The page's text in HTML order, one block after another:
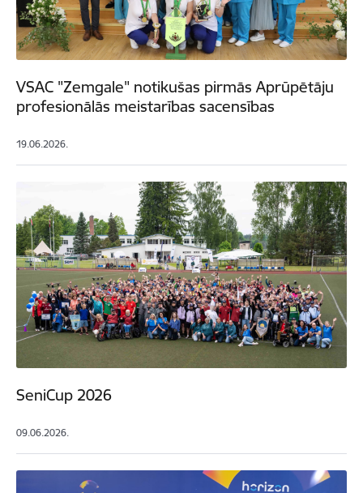
VSAC "Zemgale" notikušas pirmās Aprūpētāju
profesionālās meistarības sacensības
19.06.2026.
SeniCup 2026
09.06.2026.